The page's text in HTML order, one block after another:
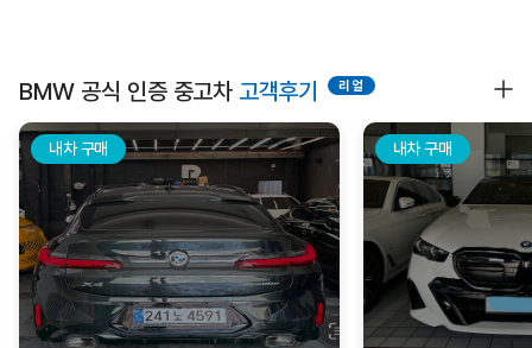
BMW 공식 인증 중고차 고객후기
내차 구매 내차 구매